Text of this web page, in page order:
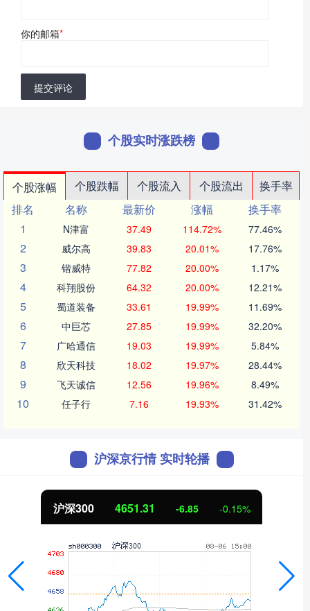
你的邮箱*
提交评论
个股实时涨跌榜
个股涨幅 个股跌幅 个股流入 个股流出
换手率
排名
名称 最新价 涨幅
换手率
1
N津富 37.49 114.72% 77.46%
2 威尔高 39.83 20.01% 17.76%
3 锴威特 77.82 20.00% 1.17%
4 科翔股份 64.32 20.00% 12.21%
5 蜀道装备 33.61 19.99% 11.69%
6 中巨芯 27.85 19.99% 32.20%
7 广哈通信 19.03 19.99% 5.84%
8 欣天科技 18.02 19.97% 28.44%
9 飞天诚信 12.56 19.96% 8.49%
10 任子行 7.16 19.93% 31.42%
沪深京行情 实时轮播
沪深300 4651.31 -6.85 -0.15%